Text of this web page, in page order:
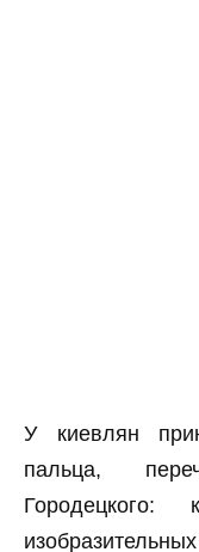
У киевлян
пальца,
Городецкого: